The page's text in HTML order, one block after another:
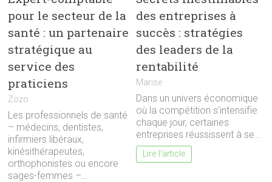
pour le secteur de la
santé : un partenaire
stratégique au
service des
praticiens
Zozo
Les professionnels de santé
– médecins, dentistes,
infirmiers libéraux,
kinésithérapeutes,
orthophonistes ou encore
sages-femmes –…
des entreprises à
succès : stratégies
des leaders de la
rentabilité
Marise
Dans un univers économique
où la compétition s’intensifie
chaque jour, certaines
entreprises réussissent à se…
Lire l'article